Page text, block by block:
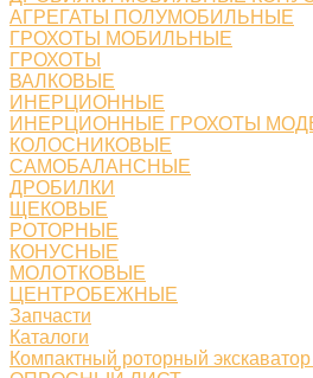
АГРЕГАТЫ ПОЛУМОБИЛЬНЫЕ
ГРОХОТЫ МОБИЛЬНЫЕ
ГРОХОТЫ
ВАЛКОВЫЕ
ИНЕРЦИОННЫЕ
ИНЕРЦИОННЫЕ ГРОХОТЫ
КОЛОСНИКОВЫЕ
САМОБАЛАНСНЫЕ
ДРОБИЛКИ
ЩЕКОВЫЕ
РОТОРНЫЕ
КОНУСНЫЕ
МОЛОТКОВЫЕ
ЦЕНТРОБЕЖНЫЕ
Запчасти
Каталоги
Компактный роторный